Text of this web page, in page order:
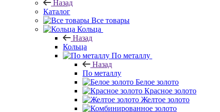
Назад
Каталог
Все товары
Кольца
Назад
Кольца
По металлу
Назад
По металлу
Белое золото
Красное золото
Желтое золото